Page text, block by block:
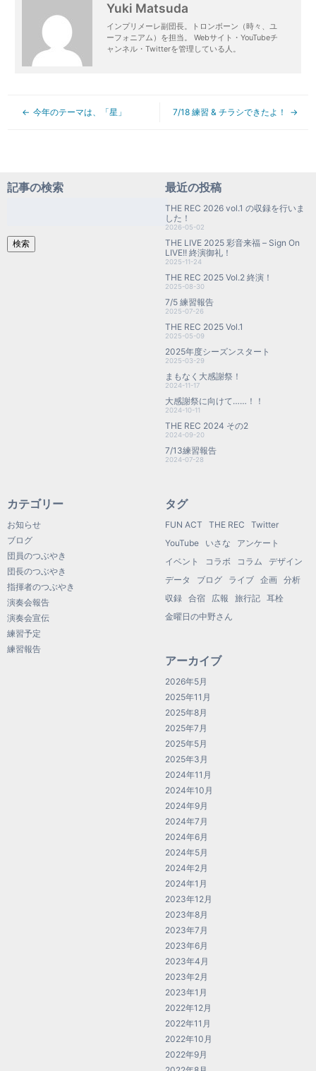
Yuki Matsuda
インプリメーレ副団長。トロンボーン（時々、ユ
ーフォニアム）を担当。 Webサイト・YouTubeチ
ャンネル・Twitterを管理している人。
今年のテーマは、「星」 7/18 練習 & チラシできたよ！
記事の検索
検索
最近の投稿
THE REC 2026 vol.1 の収録を行いま
した！
2026-05-02
THE LIVE 2025 彩音来福 – Sign On
LIVE!! 終演御礼！
2025-11-24
THE REC 2025 Vol.2 終演！
2025-08-30
7/5 練習報告
2025-07-26
THE REC 2025 Vol.1
2025-05-09
2025年度シーズンスタート
2025-03-29
まもなく大感謝祭！
2024-11-17
大感謝祭に向けて……！！
2024-10-11
THE REC 2024 その2
2024-09-20
7/13練習報告
2024-07-28
カテゴリー
お知らせ
ブログ
団員のつぶやき
団長のつぶやき
指揮者のつぶやき
演奏会報告
演奏会宣伝
練習予定
練習報告
タグ
FUN ACT THE REC
Twitter
YouTube
いさな
アンケート
イベント
コラボ コラム
デザイン
データ
ブログ ライブ 企画
分析
収録
合宿 広報 旅行記
耳栓
金曜日の中野さん
アーカイブ
2026年5月
2025年11月
2025年8月
2025年7月
2025年5月
2025年3月
2024年11月
2024年10月
2024年9月
2024年7月
2024年6月
2024年5月
2024年2月
2024年1月
2023年12月
2023年8月
2023年7月
2023年6月
2023年4月
2023年2月
2023年1月
2022年12月
2022年11月
2022年10月
2022年9月